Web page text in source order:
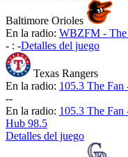
Baltimore Orioles
En la radio: WBZFM - The
- : -Detalles del juego
Texas Rangers
En la radio: 105.3 The
--
En la radio: 105.3 The
Hub 98.5
Detalles del juego